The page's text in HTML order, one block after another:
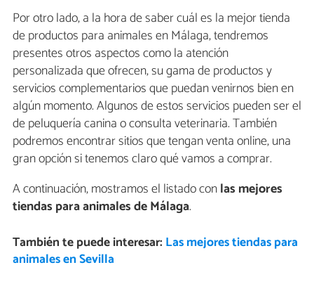
Por otro lado, a la hora de saber cuál es la mejor tienda
de productos para animales en Málaga, tendremos
presentes otros aspectos como la atención
personalizada que ofrecen, su gama de productos y
servicios complementarios que puedan venirnos bien en
algún momento. Algunos de estos servicios pueden ser el
de peluquería canina o consulta veterinaria. También
podremos encontrar sitios que tengan venta online, una
gran opción si tenemos claro qué vamos a comprar.
A continuación, mostramos el listado conlas mejores
tiendas para animales de Málaga.
También te puede interesar: Las mejores tiendas para
animales en Sevilla